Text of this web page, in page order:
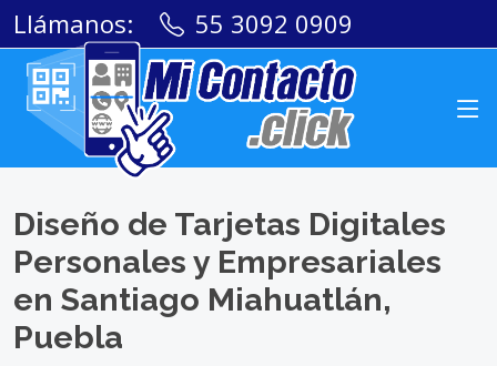
Llámanos: 55 3092 0909
Diseño de Tarjetas Digitales
Personales y Empresariales
en Santiago Miahuatlán,
Puebla